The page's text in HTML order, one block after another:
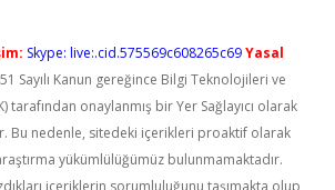
Skype: live:.cid.575569c608265c69Yasal
Sayılı Kanun gereğince Bilgi Teknolojileri ve
tarafından onaylanmış bir Yer Sağlayıcı olarak
Bu nedenle, sitedeki içerikleri proaktif olarak
yükümlülüğümüz bulunmamaktadır.
içeriklerin sorumluluğunu taşımakta olup,